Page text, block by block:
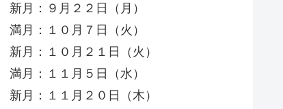
新月：９月２２日（月）
満月：１０月７日（火）
新月：１０月２１日（火）
満月：１１月５日（水）
新月：１１月２０日（木）